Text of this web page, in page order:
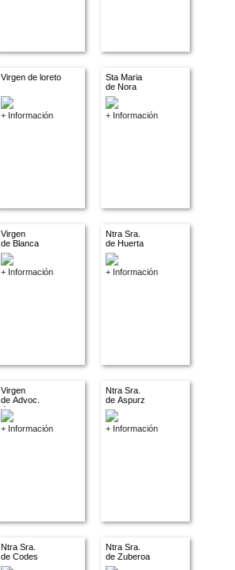
Virgen de loreto
+ Información
Sta Maria
de Nora
+ Información
Virgen
de Blanca
+ Información
Ntra Sra.
de Huerta
+ Información
Virgen
de Advoc.
descon.
+ Información
Ntra Sra.
de Aspurz
+ Información
Ntra Sra.
de Codes
Ntra Sra.
de Zuberoa